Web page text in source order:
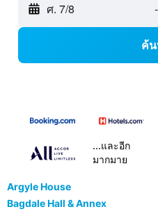
ศ. 7/8 -
ค้
...และอีก
มากมาย
Argyle House
Bagdale Hall & Annex